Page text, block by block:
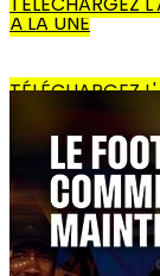
À LA UNE
TÉLÉCHARGEZ